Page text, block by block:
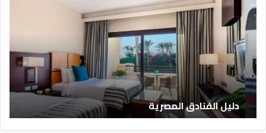
ل
ي
ل
ل
ف
ن
ا
ق
ا
دليل الفنادق المصرية
ق